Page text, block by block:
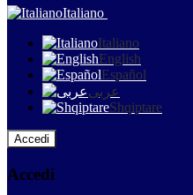
Italiano
Italiano
English
Español
عربى
Shqiptare
Accedi
Accedi